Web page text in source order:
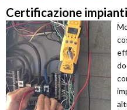
Certificazione